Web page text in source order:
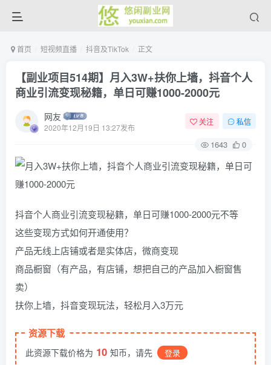
首页 短视频直播 抖音及TikTok 正文
【副业项目514期】月入3W+扶你上墙，抖音个人
商业引流变现秘籍，单日可赚1000-2000元
网友
2020年12月19日 13:27发布
关注 私信
1643 0
抖音个人商业引流变现秘籍，单日可赚1000-2000元不等
这些变现方式如何开通使用？
产品无线上店铺或者是实体店，微商变现
商品橱窗（有产品，有店铺，想把自己的产品加入橱窗售
卖）
扶你上墙，抖音变现玩法，轻松月入3万元
资源下载
此资源下载价格为 10 知币，请先
登录